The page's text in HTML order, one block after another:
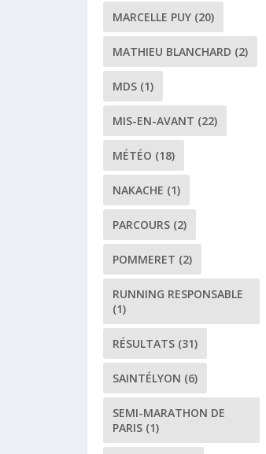
MARCELLE PUY(20)
MATHIEU BLANCHARD (2)
MDS(1)
MIS-EN-AVANT (22)
MÉTÉO (18)
NAKACHE (1)
PARCOURS(2)
POMMERET (2)
RUNNING RESPONSABLE
(1)
RÉSULTATS(31)
SAINTÉLYON (6)
SEMI-MARATHON DE
PARIS(1)